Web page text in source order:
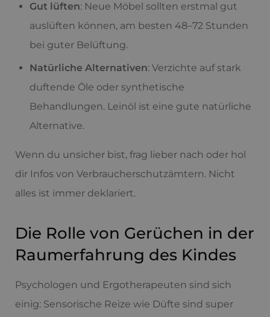
Gut lüften: Neue Möbel sollten erstmal gut
auslüften können, am besten 48–72 Stunden
bei guter Belüftung.
Natürliche Alternativen: Verzichte auf stark
duftende Öle oder synthetische
Behandlungen. Leinöl ist eine gute natürliche
Alternative.
Wenn du unsicher bist, frag lieber nach oder hol
dir Infos von Verbraucherschutzämtern. Nicht
alles ist immer deklariert.
Die Rolle von Gerüchen in der
Raumerfahrung des Kindes
Psychologen und Ergotherapeuten sind sich
einig: Sensorische Reize wie Düfte sind super